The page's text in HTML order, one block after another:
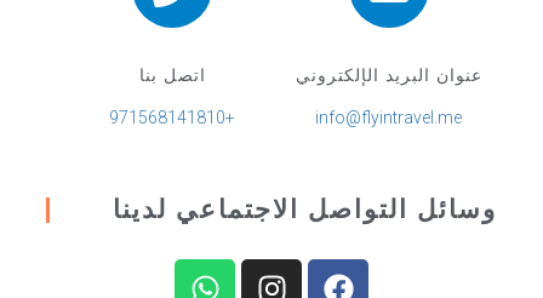
عنوان البريد الإلكتروني
info@flyintravel.me
اتصل بنا
+971568141810
وسائل التواصل الاجتماعي لدينا